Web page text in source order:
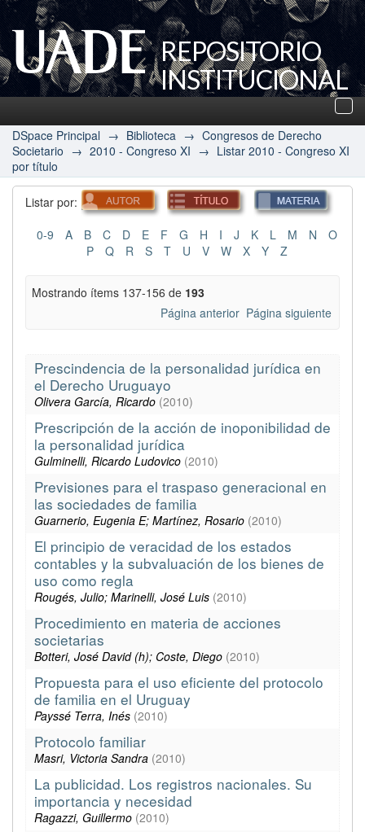
REPOSITORIO
INSTITUCIONAL
UADE
DSpace Principal → Biblioteca → Congresos de Derecho
Societario → 2010 - Congreso XI → Listar 2010 - Congreso XI
por título
Listar por:
0-9 A B C D E F G H I J K L M N
O
P
Q R S T U V W X Y Z
Mostrando ítems 137-156 de 193
Página anterior Página siguiente
Prescindencia de la personalidad jurídica en
el Derecho Uruguayo
Olivera García, Ricardo (2010)
Prescripción de la acción de inoponibilidad de
la personalidad jurídica
Gulminelli, Ricardo Ludovico (2010)
Previsiones para el traspaso generacional en
las sociedades de familia
Guarnerio, Eugenia E; Martínez, Rosario (2010)
El principio de veracidad de los estados
contables y la subvaluación de los bienes de
uso como regla
Rougés, Julio; Marinelli, José Luis (2010)
Procedimiento en materia de acciones
societarias
Botteri, José David (h); Coste, Diego (2010)
Propuesta para el uso eficiente del protocolo
de familia en el Uruguay
Payssé Terra, Inés (2010)
Protocolo familiar
Masri, Victoria Sandra (2010)
La publicidad. Los registros nacionales. Su
importancia y necesidad
Ragazzi, Guillermo (2010)